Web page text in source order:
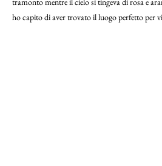
ho capito di aver trovato il luogo perfetto per